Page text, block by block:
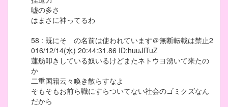
嘘の多さ
はまさに神ってるわ
58 : 既にそ の名前は使われています＠無断転載は禁止2
016/12/14(水) 20:44:31.86 ID:huuJlTuZ
蓮舫叩きしている奴いるけどまたネトウヨ湧いて来たの
か
二重国籍云々喚き散らすなよ
そもそもお前ら職にすらついてない社会のゴミクズなん
だから